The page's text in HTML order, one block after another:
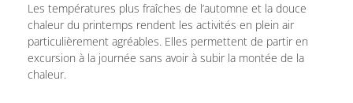
Les températures plus fraîches de l’automne et la douce
chaleur du printemps rendent les activités en plein air
particulièrement agréables. Elles permettent de partir en
excursion à la journée sans avoir à subir la montée de la
chaleur.